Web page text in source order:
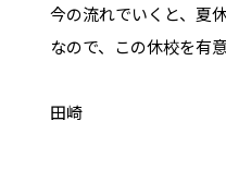
今の流れでいくと、夏
なので、この休校を有
田崎